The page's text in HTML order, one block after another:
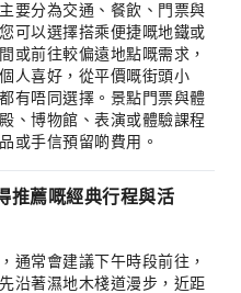
要分為交通、餐飲、門票與
可以選擇搭乘便捷嘅地鐵或
或前往較偏遠地點嘅需求，
人喜好，從平價嘅街頭小
有唔同選擇。景點門票與體
、博物館、表演或體驗課程
或手信預留啲費用。
推薦嘅經典行程與活
通常會建議下午時段前往，
沿著濕地木棧道漫步，近距